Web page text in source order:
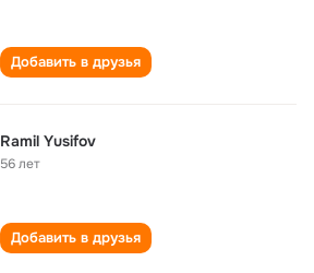
Добавить в друзья
Ramil Yusifov
56 лет
Добавить в друзья